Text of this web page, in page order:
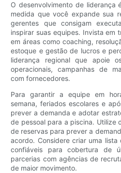
O desenvolvimento de liderança
medida que você expande sua
gerentes que consigam
inspirar suas equipes. Invista em
em áreas como coaching,
estoque e gestão de lucros e
liderança regional que apoie
operacionais, campanhas de
com fornecedores.
Para garantir a equipe em
semana, feriados escolares e
prever a demanda e adotar
de pessoal para a piscina. Utilize
de reservas para prever a
acordo. Considere criar uma
confiáveis ​​para cobertura de
parcerias com agências de
de maior movimento.